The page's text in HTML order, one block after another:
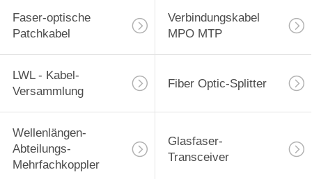
Faser-optische
Patchkabel
Verbindungskabel
MPO MTP
LWL - Kabel-
Versammlung
Fiber Optic-Splitter
Wellenlängen-
Abteilungs-
Mehrfachkoppler
Glasfaser-
Transceiver